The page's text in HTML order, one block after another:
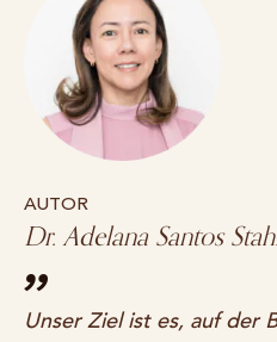
AUTOR
Dr. Adelana Santos
Unser Ziel ist es, auf der